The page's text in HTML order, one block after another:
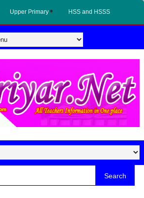
Upper Primary HSS and HSSS
Search